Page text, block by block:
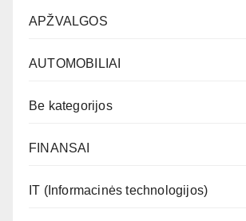
APŽVALGOS
AUTOMOBILIAI
Be kategorijos
FINANSAI
IT (Informacinės technologijos)